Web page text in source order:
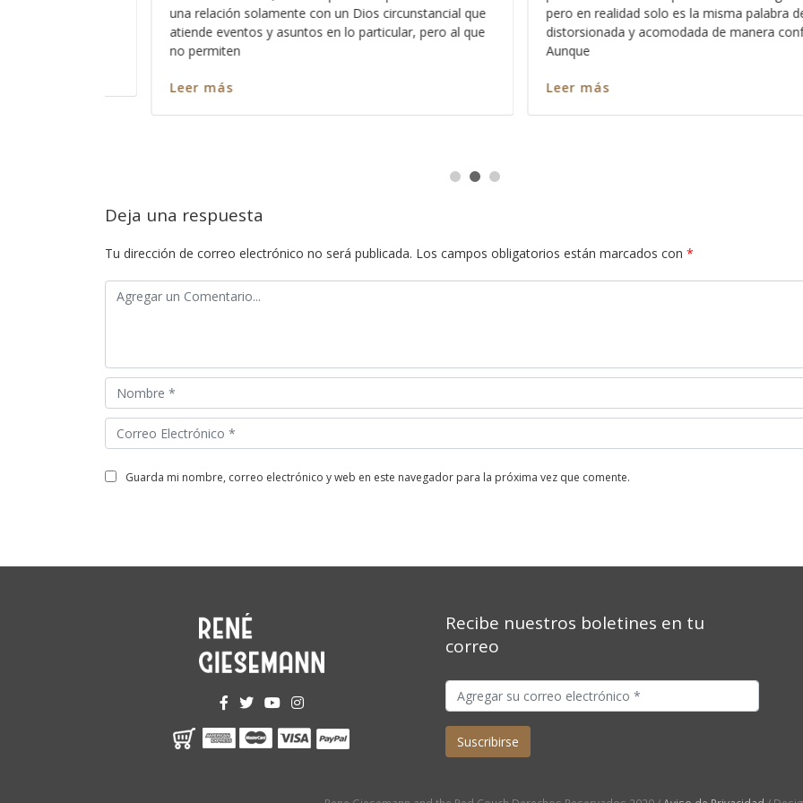
pero en realidad solo es la misma palabra de Dios
distorsionada y acomodada de manera confusa.
Aunque
Leer más
parte de Dios y de lo que dice la Biblia, la
Leer más
Deja una respuesta
Tu dirección de correo electrónico no será publicada. Los campos obligatorios están marcados con *
guarda mi nombre, correo electrónico y web en este navegador para la próxima vez que comente.
Recibe nuestros boletines en tu
correo